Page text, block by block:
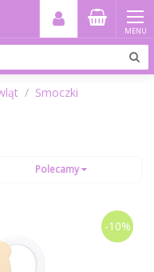
MENU
Smoczki
Polecamy
-10%